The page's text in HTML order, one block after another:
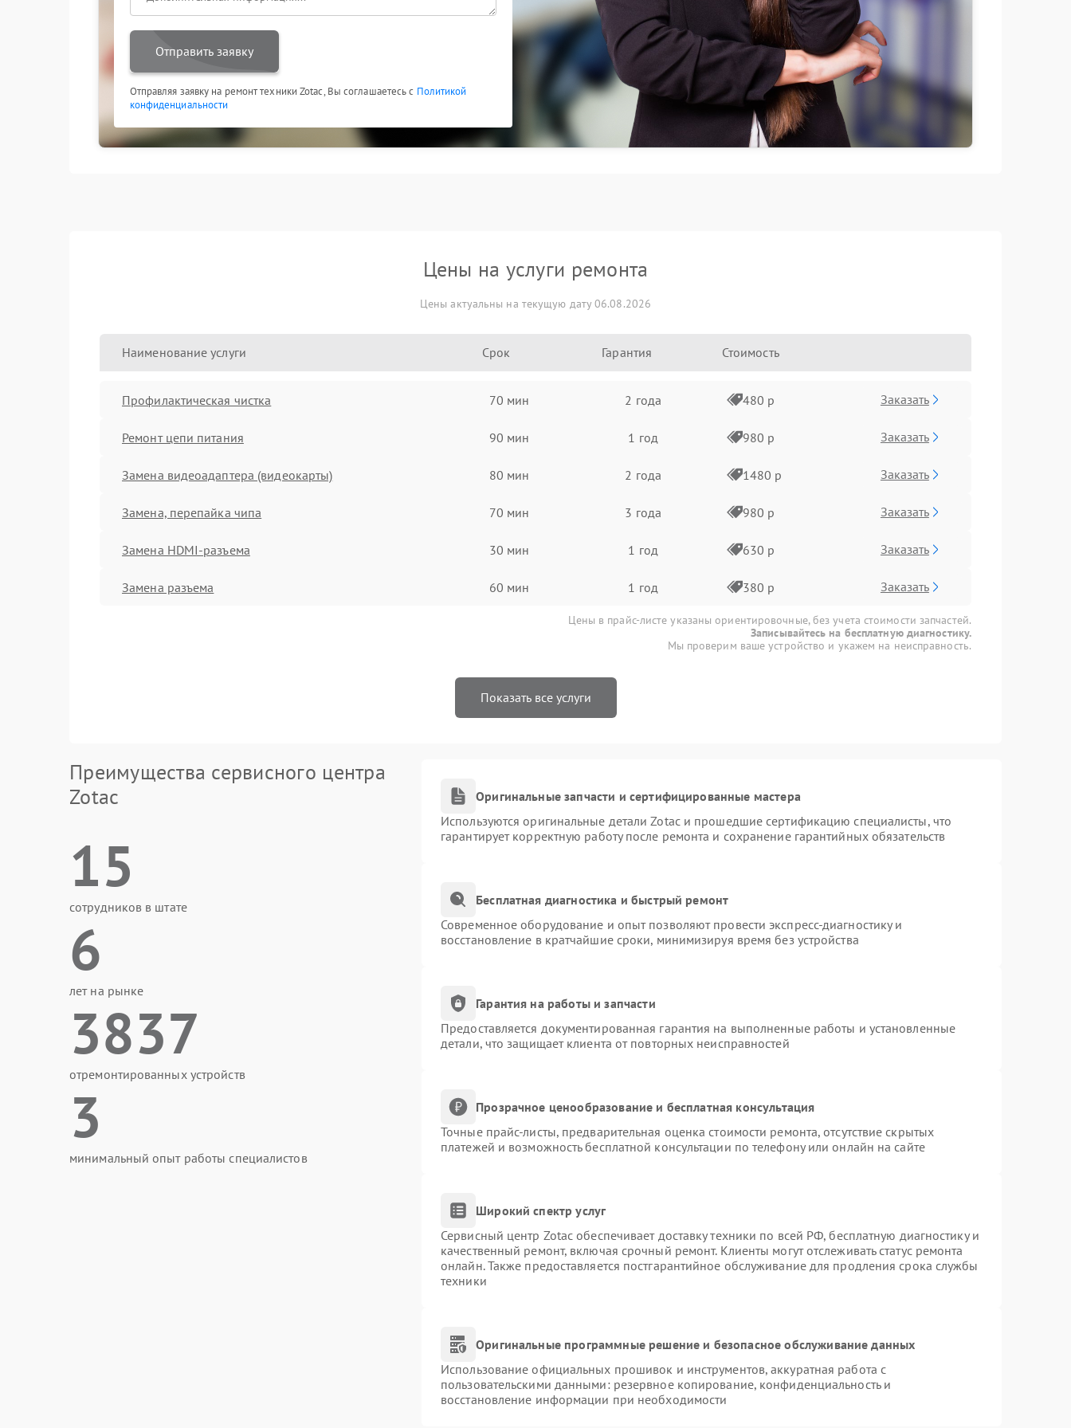
эксплуатации.
Отправить заявку
Отправляя заявку на ремонт техники Zotac, Вы соглашаетесь с Политикой
конфиденциальности
Цены на услуги ремонта
Цены актуальны на текущую дату 06.08.2026
Наименование услуги Срок Гарантия Стоимость
Профилактическая чистка 70 мин 2 года 480 р Заказать
Ремонт цепи питания 90 мин 1 год 980 р Заказать
Замена видеоадаптера (видеокарты) 80 мин 2 года 1480 р Заказать
Замена, перепайка чипа 70 мин 3 года 980 р Заказать
Замена HDMI-разъема 30 мин 1 год 630 р Заказать
Замена разъема 60 мин 1 год 380 р Заказать
Цены в прайс-листе указаны ориентировочные, без учета стоимости запчастей.
Записывайтесь на бесплатную диагностику.
Мы проверим ваше устройство и укажем на неисправность.
Показать все услуги
Преимущества сервисного центра
Zotac
15
сотрудников в штате
6
лет на рынке
3837
отремонтированных устройств
3
минимальный опыт работы специалистов
Оригинальные запчасти и сертифицированные мастера
Используются оригинальные детали Zotac и прошедшие сертификацию специалисты, что
гарантирует корректную работу после ремонта и сохранение гарантийных обязательств
Бесплатная диагностика и быстрый ремонт
Современное оборудование и опыт позволяют провести экспресс-диагностику и
восстановление в кратчайшие сроки, минимизируя время без устройства
Гарантия на работы и запчасти
Предоставляется документированная гарантия на выполненные работы и установленные
детали, что защищает клиента от повторных неисправностей
Прозрачное ценообразование и бесплатная консультация
Точные прайс-листы, предварительная оценка стоимости ремонта, отсутствие скрытых
платежей и возможность бесплатной консультации по телефону или онлайн на сайте
Широкий спектр услуг
Сервисный центр Zotac обеспечивает доставку техники по всей РФ, бесплатную диагностику и
качественный ремонт, включая срочный ремонт. Клиенты могут отслеживать статус ремонта
онлайн. Также предоставляется постгарантийное обслуживание для продления срока службы
техники
Оригинальные программные решение и безопасное обслуживание данных
Использование официальных прошивок и инструментов, аккуратная работа с
пользовательскими данными: резервное копирование, конфиденциальность и
восстановление информации при необходимости